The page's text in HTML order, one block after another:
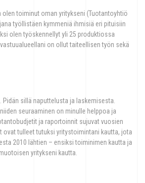
olen toiminut oman yritykseni (Tuotantoyhtiö
työllistäen kymmeniä ihmisiä eri pituisiin
olen työskennellyt yli 25 produktiossa
on ollut taiteellisen työn sekä
Pidän sillä naputtelusta ja laskemisesta.
seuraaminen on minulle helppoa ja
ja raportoinnit sujuvat vuosien
ovat tulleet tutuksi yritystoimintani kautta, jota
2010 lähtien – ensiksi toiminimen kautta ja
yritykseni kautta.